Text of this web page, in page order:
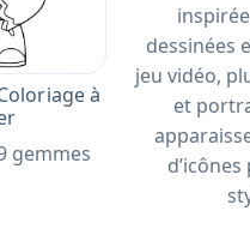
à
gemmes
dessinées
jeu vidéo,
et